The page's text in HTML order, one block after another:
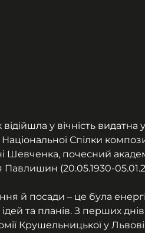
у вічність
Спілки
Шевченка, почесний
(20.05.1930-
й посади – це була
ідей та планів. З перших
Крушельницької у